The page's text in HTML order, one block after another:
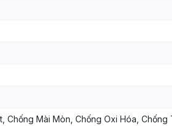
Chống Mài Mòn, Chống Oxi Hóa, Chống